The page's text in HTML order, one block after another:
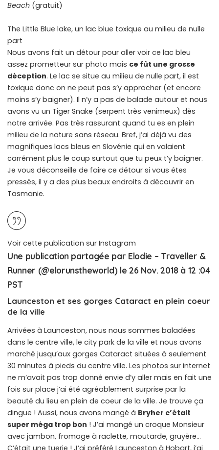
Beach (gratuit)
The Little Blue lake, un lac blue toxique au milieu de nulle
part
Nous avons fait un détour pour aller voir ce lac bleu
assez prometteur sur photo mais ce fût une grosse
déception. Le lac se situe au milieu de nulle part, il est
toxique donc on ne peut pas s’y approcher (et encore
moins s’y baigner). Il n’y a pas de balade autour et nous
avons vu un Tiger Snake (serpent très venimeux) dès
notre arrivée. Pas très rassurant quand tu es en plein
milieu de la nature sans réseau. Bref, j’ai déjà vu des
magnifiques lacs bleus en Slovénie qui en valaient
carrément plus le coup surtout que tu peux t’y baigner.
Je vous déconseille de faire ce détour si vous êtes
pressés, il y a des plus beaux endroits à découvrir en
Tasmanie.
Voir cette publication sur Instagram
Une publication partagée par Elodie – Traveller &
Runner (@elorunstheworld) le 26 Nov. 2018 à 12 :04
PST
Launceston et ses gorges Cataract en plein coeur
de la ville
Arrivées à Launceston, nous nous sommes baladées
dans le centre ville, le city park de la ville et nous avons
marché jusqu’aux gorges Cataract situées à seulement
30 minutes à pieds du centre ville. Les photos sur internet
ne m’avait pas trop donné envie d’y aller mais en fait une
fois sur place j’ai été agréablement surprise par la
beauté du lieu en plein de coeur de la ville. Je trouve ça
dingue ! Aussi, nous avons mangé à Bryher c’était
super méga trop bon ! J’ai mangé un croque Monsieur
avec jambon, fromage à raclette, moutarde, gruyère…
C’était une tuerie ! J’ai préféré Launceston à Hobart, j’ai